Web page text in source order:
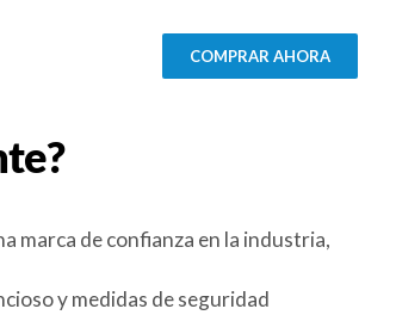
COMPRAR AHORA
marca de confianza en la industria,
y medidas de seguridad